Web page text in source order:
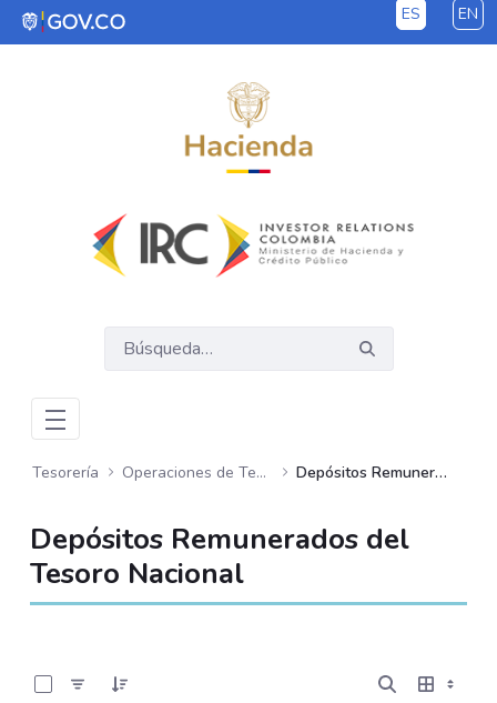
Saltar al contenido principal ES EN
Tesorería Operaciones de Tesorería Depósitos Remunerados del Tesoro Nacional
Depósitos Remunerados del
Tesoro Nacional